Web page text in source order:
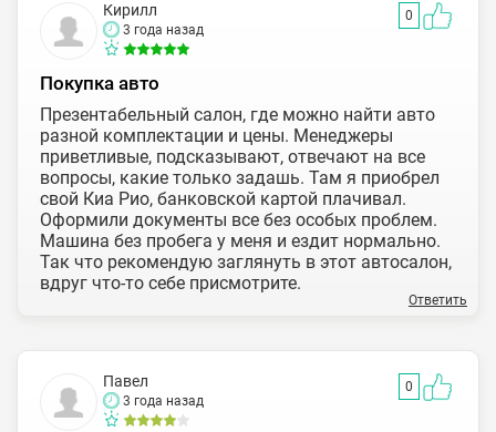
Кирилл
3 года назад
0
Покупка авто
Презентабельный салон, где можно найти авто
разной комплектации и цены. Менеджеры
приветливые, подсказывают, отвечают на все
вопросы, какие только задашь. Там я приобрел
свой Киа Рио, банковской картой плачивал.
Оформили документы все без особых проблем.
Машина без пробега у меня и ездит нормально.
Так что рекомендую заглянуть в этот автосалон,
вдруг что-то себе присмотрите.
Ответить
Павел
3 года назад
0